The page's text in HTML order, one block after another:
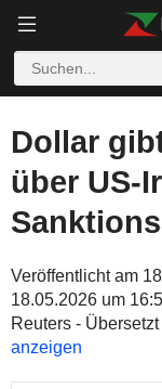
Dollar
über US-
Veröffentlicht am
18.05.2026 um
Reuters -
anzeigen